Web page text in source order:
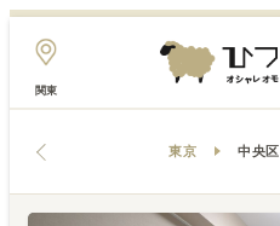
関東
東京 中央区